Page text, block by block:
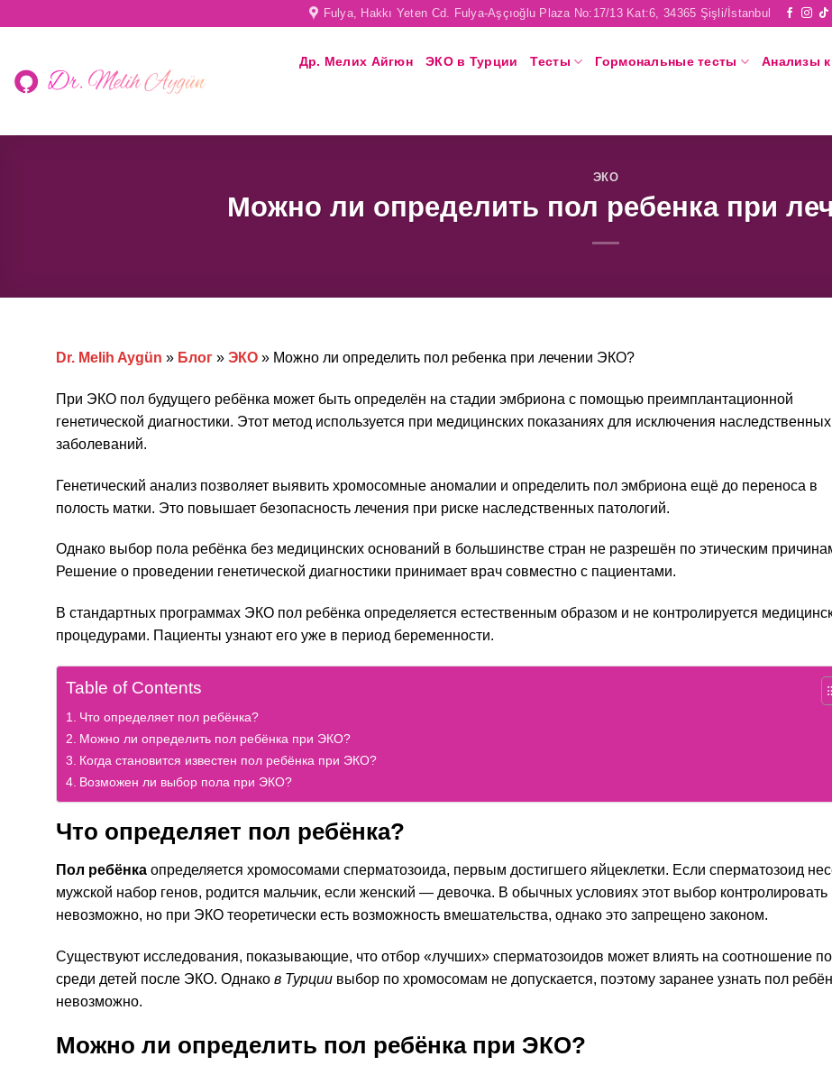
Fulya, Hakkı Yeten Cd. Fulya-Aşçıoğlu Plaza No:17/13 Kat:6, 34365 Şişli/İstanbul
Др. Мелих Айгюн ЭКО в Турции Тесты Гормональные тесты Анализы
ЭКО
Можно ли определить пол ребенка при
Dr. Melih Aygün » Блог » ЭКО » Можно ли определить пол ребенка при лечении ЭКО?
При ЭКО пол будущего ребёнка может быть определён на стадии эмбриона с помощью преимплантационной
генетической диагностики. Этот метод используется при медицинских показаниях для исключения наследственных
заболеваний.
Генетический анализ позволяет выявить хромосомные аномалии и определить пол эмбриона ещё до переноса в
полость матки. Это повышает безопасность лечения при риске наследственных патологий.
Однако выбор пола ребёнка без медицинских оснований в большинстве стран не разрешён по этическим
Решение о проведении генетической диагностики принимает врач совместно с пациентами.
В стандартных программах ЭКО пол ребёнка определяется естественным образом и не контролируется
процедурами. Пациенты узнают его уже в период беременности.
Table of Contents
Что определяет пол ребёнка?
Можно ли определить пол ребёнка при ЭКО?
Когда становится известен пол ребёнка при ЭКО?
Возможен ли выбор пола при ЭКО?
Что определяет пол ребёнка?
Пол ребёнка определяется хромосомами сперматозоида, первым достигшего яйцеклетки. Если сперматозоид
мужской набор генов, родится мальчик, если женский — девочка. В обычных условиях этот выбор контролировать
невозможно, но при ЭКО теоретически есть возможность вмешательства, однако это запрещено законом.
Существуют исследования, показывающие, что отбор «лучших» сперматозоидов может влиять на соотношение
среди детей после ЭКО. Однако в Турции выбор по хромосомам не допускается, поэтому заранее узнать пол
невозможно.
Можно ли определить пол ребёнка при ЭКО?